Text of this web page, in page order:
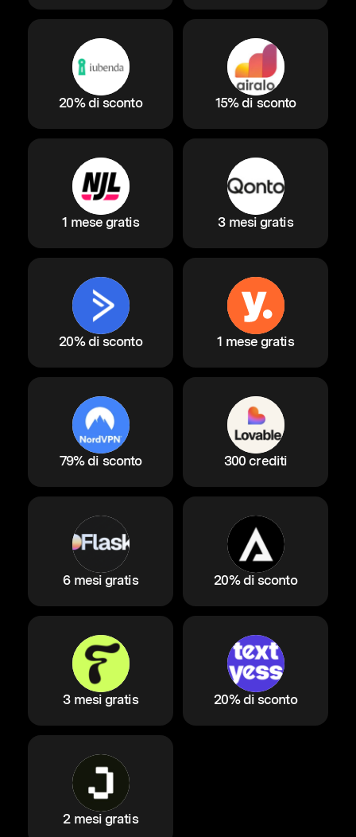
20% di sconto 15% di sconto
1 mese gratis 3 mesi gratis
20% di sconto 1 mese gratis
79% di sconto 300 crediti
6 mesi gratis 20% di sconto
3 mesi gratis 20% di sconto
2 mesi gratis